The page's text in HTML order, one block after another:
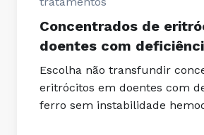
Concentrados de
doentes com
Escolha não transfundir
eritrócitos em doentes com
ferro sem instabilidade